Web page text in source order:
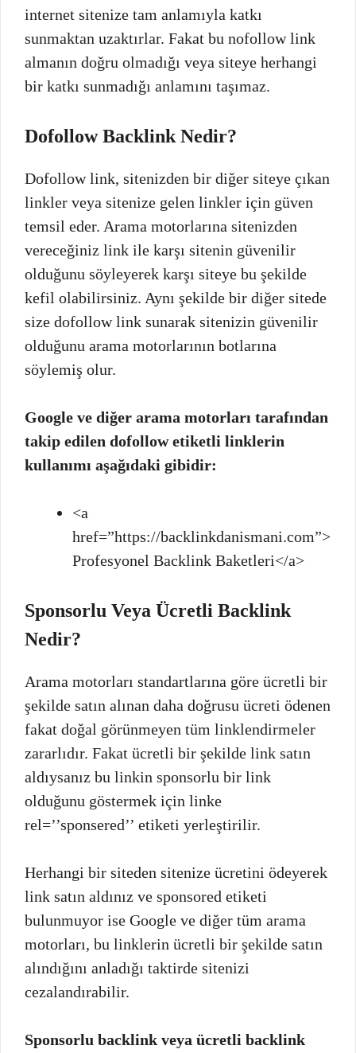
internet sitenize tam anlamıyla katkı
sunmaktan uzaktırlar. Fakat bu nofollow link
almanın doğru olmadığı veya siteye herhangi
bir katkı sunmadığı anlamını taşımaz.
Dofollow Backlink Nedir?
Dofollow link, sitenizden bir diğer siteye çıkan
linkler veya sitenize gelen linkler için güven
temsil eder. Arama motorlarına sitenizden
vereceğiniz link ile karşı sitenin güvenilir
olduğunu söyleyerek karşı siteye bu şekilde
kefil olabilirsiniz. Aynı şekilde bir diğer sitede
size dofollow link sunarak sitenizin güvenilir
olduğunu arama motorlarının botlarına
söylemiş olur.
Google ve diğer arama motorları tarafından
takip edilen dofollow etiketli linklerin
kullanımı aşağıdaki gibidir:
<a
href=”https://backlinkdanismani.com”>
Profesyonel Backlink Baketleri</a>
Sponsorlu Veya Ücretli Backlink
Nedir?
Arama motorları standartlarına göre ücretli bir
şekilde satın alınan daha doğrusu ücreti ödenen
fakat doğal görünmeyen tüm linklendirmeler
zararlıdır. Fakat ücretli bir şekilde link satın
aldıysanız bu linkin sponsorlu bir link
olduğunu göstermek için linke
rel=’’sponsered’’ etiketi yerleştirilir.
Herhangi bir siteden sitenize ücretini ödeyerek
link satın aldınız ve sponsored etiketi
bulunmuyor ise Google ve diğer tüm arama
motorları, bu linklerin ücretli bir şekilde satın
alındığını anladığı taktirde sitenizi
cezalandırabilir.
Sponsorlu backlink veya ücretli backlink